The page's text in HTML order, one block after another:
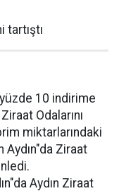
tartıştı
10 indirime
Odalarını
miktarlarındaki
Ziraat
Aydın Ziraat